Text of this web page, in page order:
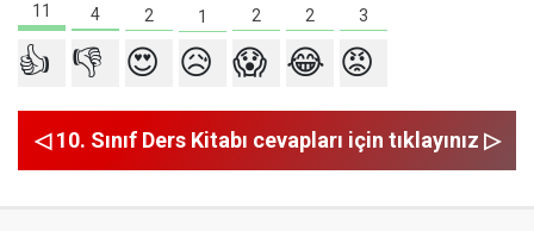
11 4 2 1 2 2 3
👍 👎 😍 😥 😱 😂 😡
◁ 10. Sınıf Ders Kitabı cevapları için tıklayınız ▷